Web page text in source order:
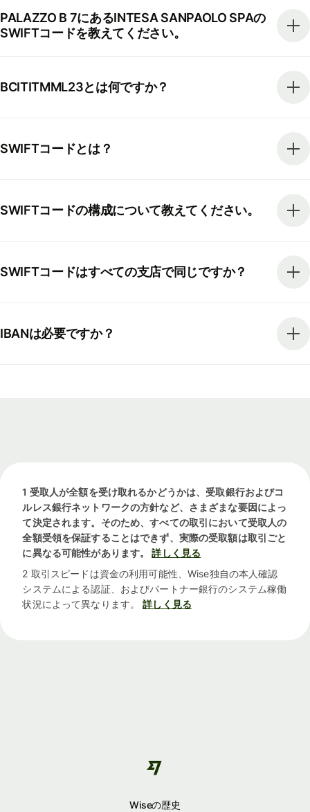
PALAZZO B 7にあるINTESA SANPAOLO SPAの
SWIFTコードを教えてください。
BCITITMML23とは何ですか？
SWIFTコードとは？
SWIFTコードの構成について教えてください。
SWIFTコードはすべての支店で同じですか？
IBANは必要ですか？
1 受取人が全額を受け取れるかどうかは、受取銀行およびコ
ルレス銀行ネットワークの方針など、さまざまな要因によっ
て決定されます。そのため、すべての取引において受取人の
全額受領を保証することはできず、実際の受取額は取引ごと
に異なる可能性があります。
詳しく見る
2 取引スピードは資金の利用可能性、Wise独自の本人確認
システムによる認証、およびパートナー銀行のシステム稼働
状況によって異なります。
詳しく見る
Wiseの歴史